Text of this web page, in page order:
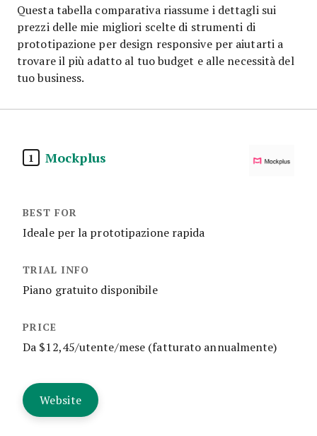
Questa tabella comparativa riassume i dettagli sui
prezzi delle mie migliori scelte di strumenti di
prototipazione per design responsive per aiutarti a
trovare il più adatto al tuo budget e alle necessità del
tuo business.
1 Mockplus
Ideale per la prototipazione rapida
Piano gratuito disponibile
Da $12,45/utente/mese (fatturato annualmente)
Website